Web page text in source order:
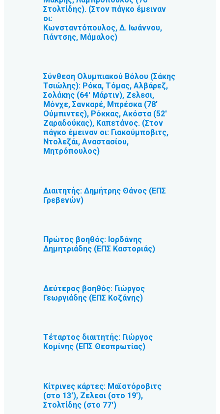
Στολτίδης). (Στον πάγκο έμειναν
οι:
Κωνσταντόπουλος, Δ. Ιωάννου,
Γιάντσης, Μάμαλος)
Σύνθεση Ολυμπιακού Βόλου (Σάκης
Τσιώλης): Ρόκα, Τόμας, Αλβάρεζ,
Σολάκης (64′ Μάρτιν), Ζελεσι,
Μόνχε, Σανκαρέ, Μπρέσκα (78′
Ούμπιντες), Ρόκκας, Ακόστα (52′
Ζαραδούκας), Καπετάνος. (Στον
πάγκο έμειναν οι: Γιακούμποβιτς,
Ντολεζάι, Αναστασίου,
Μητρόπουλος)
Διαιτητής: Δημήτρης Θάνος (ΕΠΣ
Γρεβενών)
Πρώτος βοηθός: Ιορδάνης
Δημητριάδης (ΕΠΣ Καστοριάς)
Δεύτερος βοηθός: Γιώργος
Γεωργιάδης (ΕΠΣ Κοζάνης)
Τέταρτος διαιτητής: Γιώργος
Κομίνης (ΕΠΣ Θεσπρωτίας)
Κίτρινες κάρτες: Μαϊστόροβιτς
(στο 13′), Ζελεσι (στο 19′),
Στολτίδης (στο 77′)